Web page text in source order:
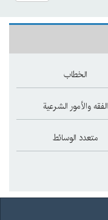
الخطاب
الفقه والأمور الشرعية
متعدد الوسائط